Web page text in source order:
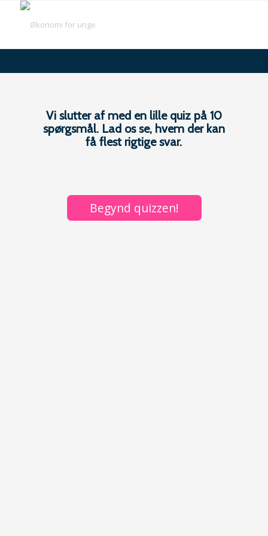
Vi slutter af med en lille quiz på 10
spørgsmål. Lad os se, hvem der kan
få flest rigtige svar.